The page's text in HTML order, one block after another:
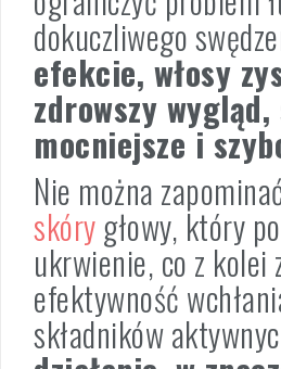
dokuczliwego
efekcie, włosy
zdrowszy
mocniejsze i
Nie można
skórygłowy, który
ukrwienie, co z kolei
efektywność
składników